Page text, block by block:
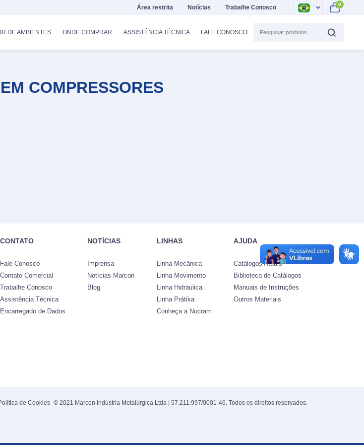
Área restrita Notícias Trabalhe Conosco 0
DE AMBIENTES ONDE COMPRAR ASSISTÊNCIA TÉCNICA FALE CONOSCO
COMPRESSORES
CONTATO
Fale Conosco
Contato Comercial
Trabalhe Conosco
Assistência Técnica
Encarregado de Dados
NOTÍCIAS
Imprensa
Notícias Marcon
Blog
LINHAS
Linha Mecânica
Linha Movimento
Linha Hidráulica
Linha Prátika
Conheça a Nocram
AJUDA
Catálogos Atuais
Biblioteca de Catálogos
Manuais de Instruções
Outros Materiais
de Cookies © 2021 Marcon Indústria Metalúrgica Ltda | 57.211.997/0001-46. Todos os direitos reservados.